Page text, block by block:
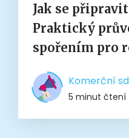
Jak se
Praktický
spořením pro
Komerční
5 minut čtení